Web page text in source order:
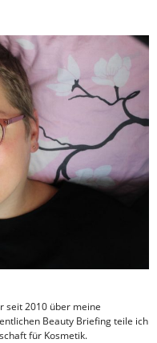
seit 2010 über meine
Beauty Briefing teile ich
für Kosmetik.